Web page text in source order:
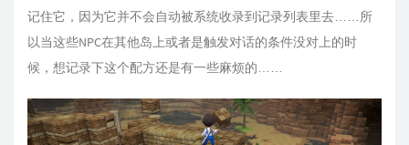
记住它，因为它并不会自动被系统收录到记录列表里去……所
以当这些NPC在其他岛上或者是触发对话的条件没对上的时
候，想记录下这个配方还是有一些麻烦的……